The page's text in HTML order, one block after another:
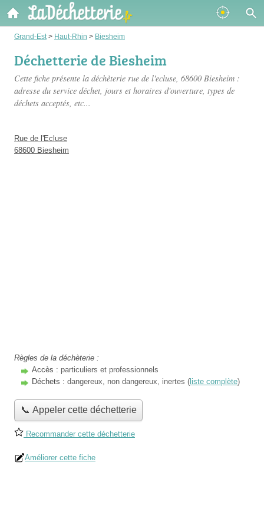
Grand-Est > Haut-Rhin > Biesheim
Déchetterie de Biesheim
Cette fiche présente la déchèterie rue de l'ecluse, 68600 Biesheim :
adresse du service déchet, jours et horaires d'ouverture, types de
déchets acceptés, etc...
Rue de l'Ecluse
68600 Biesheim
Règles de la déchèterie :
Accès : particuliers et professionnels
Déchets : dangereux, non dangereux, inertes ( liste complète)
📞 Appeler cette déchetterie
Recommander cette déchetterie
Améliorer cette fiche